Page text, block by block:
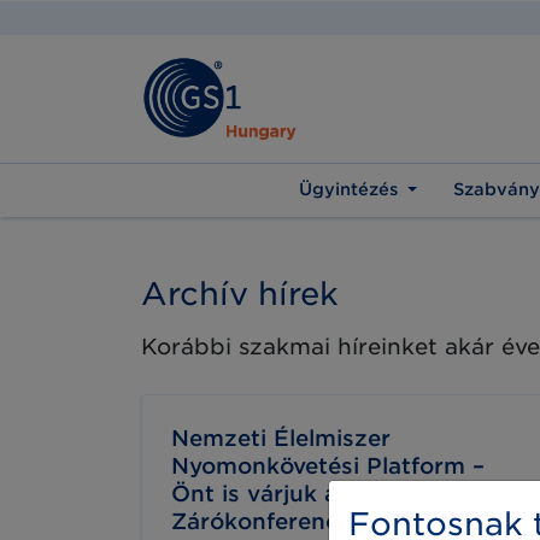
Ügyintézés
Archív hírek
Korábbi szakmai híreinket akár
Nemzeti Élelmiszer
Nyomonkövetési Platform –
Önt is várjuk a
Zárókonferenciára!Fontosnak